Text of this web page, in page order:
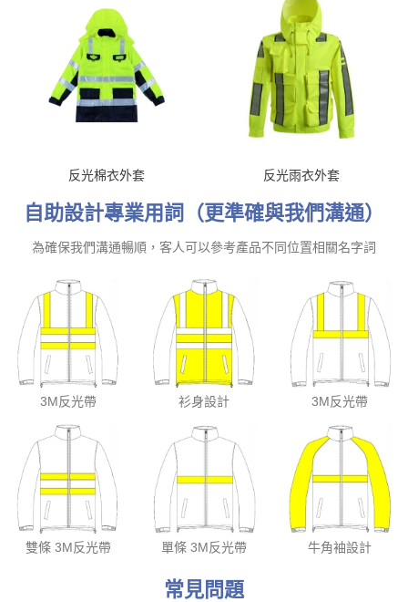
反光棉衣外套 反光雨衣外套
自助設計專業用詞（更準確與我們溝通）
為確保我們溝通暢順，客人可以參考產品不同位置相關名字詞
3M反光帶 衫身設計 3M反光帶
雙條 3M反光帶 單條 3M反光帶 牛角袖設計
常見問題